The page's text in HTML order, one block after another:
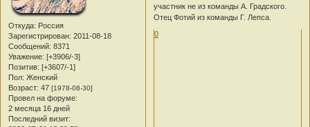
Откуда: Россия
Зарегистрирован: 2011-08-18
Сообщений: 8371
Уважение: [+3906/-3]
Позитив: [+3607/-1]
Пол: Женский
Возраст: 47 [1978-08-30]
Провел на форуме:
2 месяца 16 дней
Последний визит:
участник не из команды А. Градского.
Отец Фотий из команды Г. Лепса.
0